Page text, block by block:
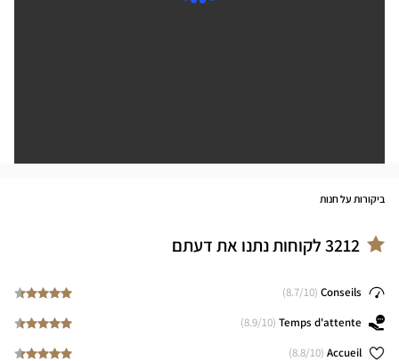
ביקורות על חנות
3212לקוחות נתנו את דעתם
Conseils
(
8.7/10)
Temps d'attente
(
8.9/10)
Accueil
(
8.8/10)